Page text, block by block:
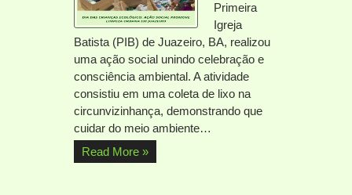
Primeira
Igreja
Batista (PIB) de Juazeiro, BA, realizou
uma ação social unindo celebração e
consciência ambiental. A atividade
consistiu em uma coleta de lixo na
circunvizinhança, demonstrando que
cuidar do meio ambiente…
Read More »